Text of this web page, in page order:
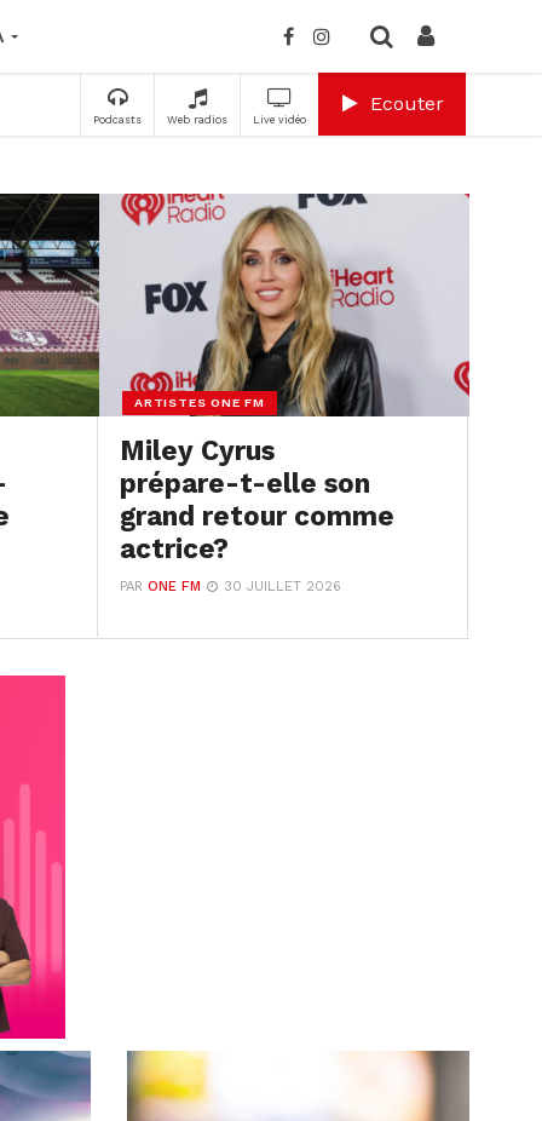
Podcasts Web radios Live vidéo
Ecouter
ARTISTES ONE FM
Miley Cyrus
prépare-t-elle son
grand retour comme
actrice?
PARONE FM 30 JUILLET 2026